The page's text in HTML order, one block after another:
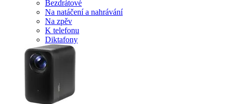
Bezdrátové
Na natáčení a nahrávání
Na zpěv
K telefonu
Diktafony